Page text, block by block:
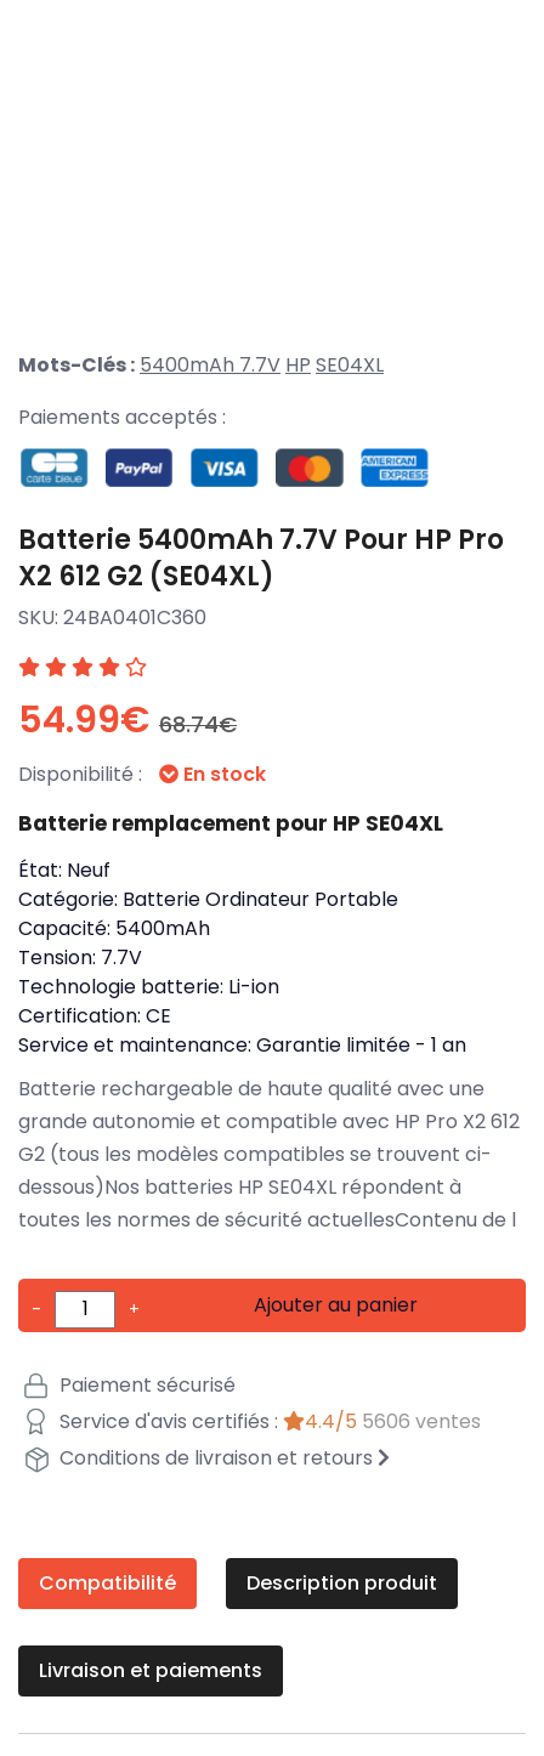
Mots-Clés : 5400mAh 7.7V HP SE04XL
Paiements acceptés :
Batterie 5400mAh 7.7V Pour HP Pro
X2 612 G2 (SE04XL)
SKU: 24BA0401C360
54.99€ 68.74€
Disponibilité : En stock
Batterie remplacement pour HP SE04XL
État: Neuf
Catégorie: Batterie Ordinateur Portable
Capacité: 5400mAh
Tension: 7.7V
Technologie batterie: Li-ion
Certification: CE
Service et maintenance: Garantie limitée - 1 an
Batterie rechargeable de haute qualité avec une
grande autonomie et compatible avec HP Pro X2 612
G2 (tous les modèles compatibles se trouvent ci-
dessous)Nos batteries HP SE04XL répondent à
toutes les normes de sécurité actuellesContenu de l
- + Ajouter au panier
Paiement sécurisé
Service d'avis certifiés :
4.4/5 5606 ventes
Conditions de livraison et retours
Compatibilité Description produit
Livraison et paiements